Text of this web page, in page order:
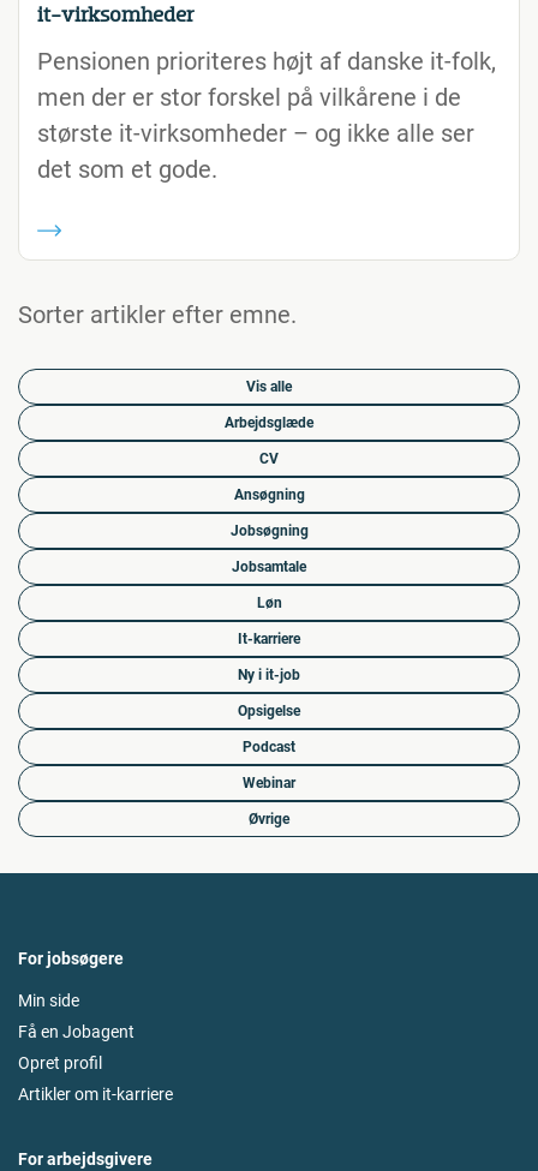
it-virksomheder
Pensionen prioriteres højt af danske it-folk,
men der er stor forskel på vilkårene i de
største it-virksomheder – og ikke alle ser
det som et gode.
Sorter artikler efter emne.
Vis alle
Arbejdsglæde
CV
Ansøgning
Jobsøgning
Jobsamtale
Løn
It-karriere
Ny i it-job
Opsigelse
Podcast
Webinar
Øvrige
For jobsøgere
Min side
Få en Jobagent
Opret profil
Artikler om it-karriere
For arbejdsgivere